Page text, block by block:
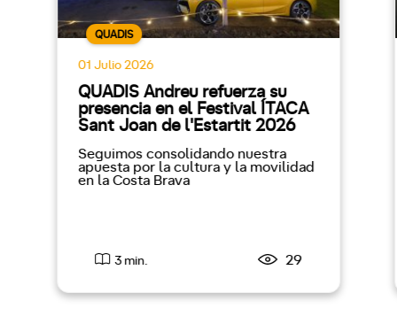
QUADIS
01 Julio 2026
QUADIS Andreu refuerza su
presencia en el Festival ÍTACA
Sant Joan de l'Estartit 2026
Seguimos consolidando nuestra
apuesta por la cultura y la movilidad
en la Costa Brava
3 min. 29